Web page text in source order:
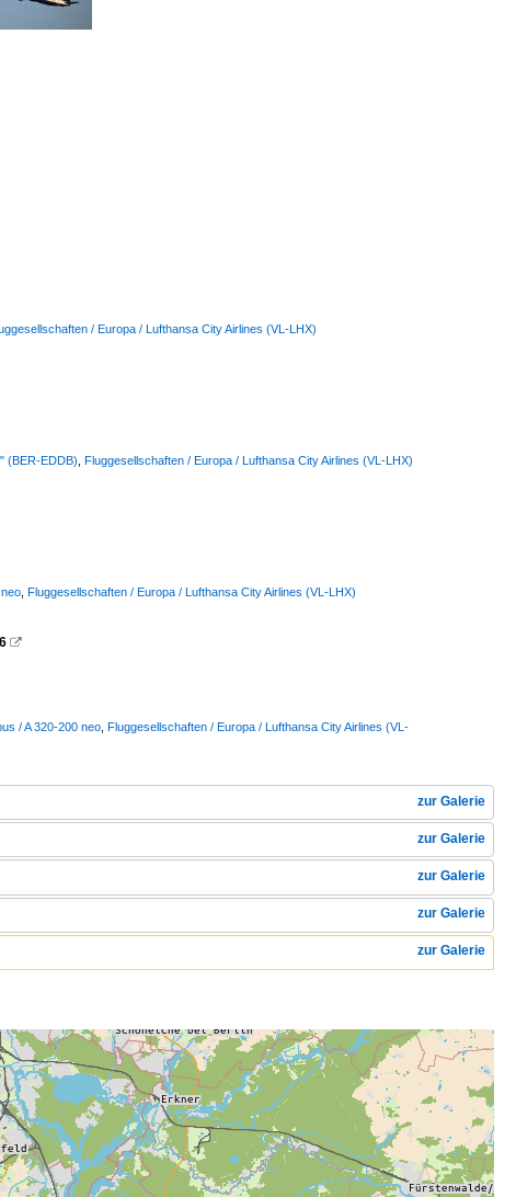
/ Europa / Lufthansa City Airlines (VL-LHX)
(BER-EDDB) Fluggesellschaften / Europa / Lufthansa City Airlines (VL-LHX)
Fluggesellschaften / Europa / Lufthansa City Airlines (VL-LHX)

/ A 320-200 neo Fluggesellschaften / Europa / Lufthansa City Airlines (VL-
zur Galerie
zur Galerie
zur Galerie
zur Galerie
zur Galerie